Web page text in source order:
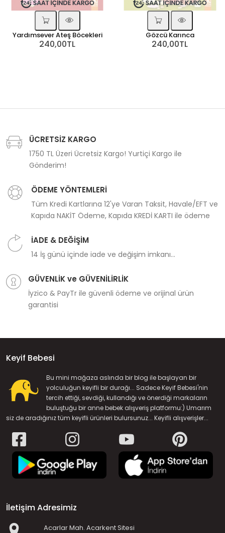
Yardımsever Ateş Böcekleri
240,00TL
Gözcü Karınca
240,00TL
ÜCRETSİZ KARGO
1750 TL Üzeri Ücretsiz Kargo! Yurtiçi Kargo ile
Gönderim!
ÖDEME YÖNTEMLERİ
Tüm Kredi Kartlarına 12'ye Varan Taksit, Havale/EFT ve
Kapıda NAKİT Ödeme, Kapıda KREDİ KARTI ile ödeme
İADE & DEĞİŞİM
14 İş günü içinde iade ve değişim imkanı...
GÜVENLİK ve GÜVENİLİRLİK
İyzico & PayTr ile güvenli ödeme ve orijinal ürün
garantisi
Keyif Bebesi
Bu mini mağaza aslında bir blog ile başlayan bir
yolculuğun keyifli bir durağı... Sadece Keyif Bebesi'nin
tercih ettiği, sevdiği, kullandığı ve önerdiği markaların
buluştuğu bir anne bebek alışveriş platformu:) Umarım
siz de aradığınız tüm keyifli ürünleri bulursunuz... Keyifli alışverişler...
İletişim Adresimiz
Acarlar Mah. Acarkent Sitesi